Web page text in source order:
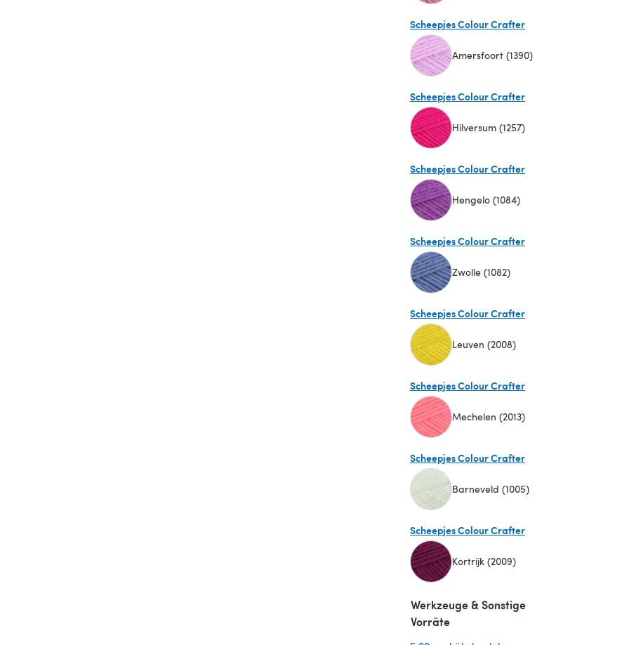
Scheepjes Colour Crafter
Amersfoort (1390)
Scheepjes Colour Crafter
Hilversum (1257)
Scheepjes Colour Crafter
Hengelo (1084)
Scheepjes Colour Crafter
Zwolle (1082)
Scheepjes Colour Crafter
Leuven (2008)
Scheepjes Colour Crafter
Mechelen (2013)
Scheepjes Colour Crafter
Barneveld (1005)
Scheepjes Colour Crafter
Kortrijk (2009)
Werkzeuge & Sonstige
Vorräte